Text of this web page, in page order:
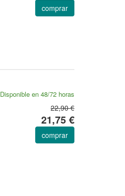
comprar
Disponible en 48/72 horas
22,90 €
21,75 €
comprar